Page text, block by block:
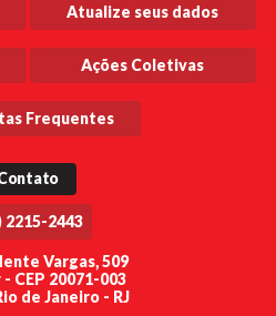
Atualize seus dados
Ações Coletivas
Frequentes
2215-2443
Vargas, 509
- CEP 20071-003
de Janeiro - RJ